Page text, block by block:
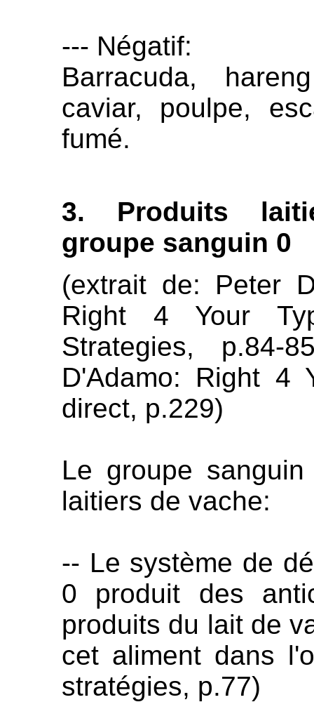
--- Négatif:
Barracuda,
caviar, poulpe,
fumé.
3. Produits
groupe sanguin 0
(extrait de: Peter
Right 4 Your
Strategies, p.84-
D'Adamo: Right 4
direct, p.229)
Le groupe
laitiers de vache:
-- Le système de
0 produit des
produits du lait de
cet aliment dans
stratégies, p.77)